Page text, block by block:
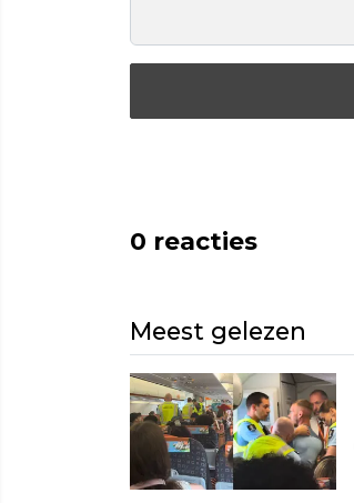
0 reacties
Meest gelezen